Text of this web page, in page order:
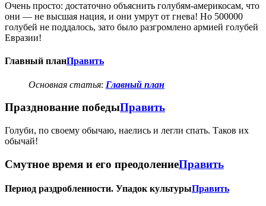
Очень просто: достаточно объяснить голубям-америкосам, что
они — не высшая нация, и они умрут от гнева! Но 500000
голубей не поддалось, зато было разгромлено армией голубей
Евразии!
Главный планПравить
Основная статья: Главный план
Празднование победыПравить
Голуби, по своему обычаю, наелись и легли спать. Таков их
обычай!
Смутное время и его преодолениеПравить
Период раздробленности. Упадок культурыПравить